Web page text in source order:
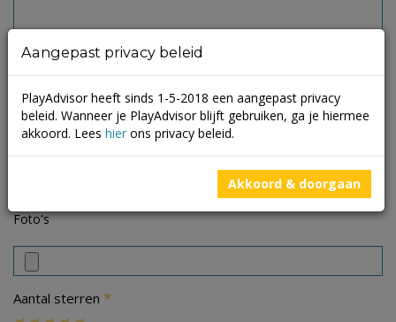
Foto's
Aantal sterren *
Aangepast privacy beleid
PlayAdvisor heeft sinds 1-5-2018 een aangepast privacy
beleid. Wanneer je PlayAdvisor blijft gebruiken, ga je hiermee
akkoord. Lees hier ons privacy beleid.
Akkoord & doorgaan